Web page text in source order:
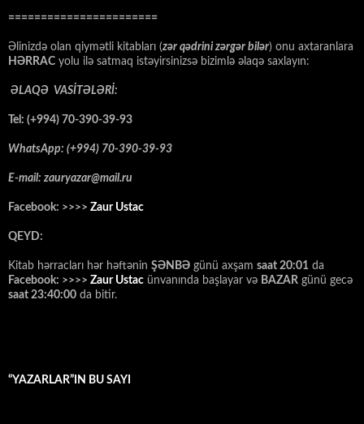
=======================
Əlinizdə olan qiymətli kitabları (zər qədrini zərgər bilər) onu axtaranlara
HƏRRAC yolu ilə satmaq istəyirsinizsə bizimlə əlaqə saxlayın:
ƏLAQƏ VASİTƏLƏRİ:
Tel: (+994) 70-390-39-93
WhatsApp: (+994) 70-390-39-93
E-mail: zauryazar@mail.ru
Facebook: >>>> Zaur Ustac
QEYD:
Kitab hərracları hər həftənin ŞƏNBƏ günü axşam saat 20:01 da
Facebook: >>>> Zaur Ustac ünvanında başlayar və BAZAR günü gecə
saat 23:40:00 da bitir.
“YAZARLAR”IN BU SAYI